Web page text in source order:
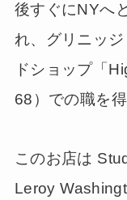
後すぐにNYへ
れ、グリニッ
ドショップ「
68）での職を得
このお店は
Leroy